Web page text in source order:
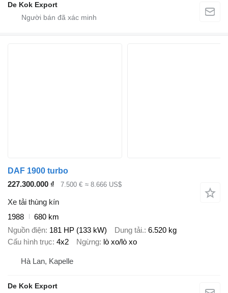
De Kok Export
DAF 1900 turbo
227.300.000 ₫
7.500 € ≈ 8.666 US$
Xe tải thùng kín
1988
680 km
Nguồn điện 181 HP (133 kW) Dung tải. 6.520 kg
Cấu hình trục 4x2 Ngừng lò xo/lò xo
Hà Lan, Kapelle
De Kok Export